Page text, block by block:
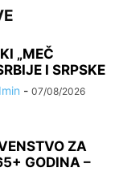
„MEČ
I SRPSKE
- 07/08/2026
ZA
GODINA –